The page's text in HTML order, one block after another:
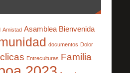
Amistad Asamblea Bienvenida
documentos Dolor
Entreculturas Familia